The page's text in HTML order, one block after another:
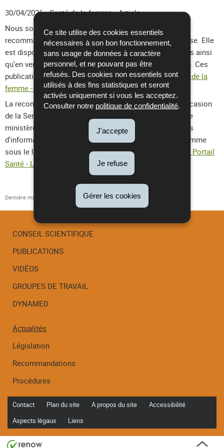
Ce site utilise des cookies essentiels
nécessaires à son bon fonctionnement,
sans usage de données à caractère
personnel, et ne pouvant pas être
refusés. Des cookies non essentiels sont
utilisés à des fins statistiques et seront
activés uniquement si vous les acceptez.
Consulter notre politique de confidentialité.
J'accepte
Je refuse
Gérer les cookies
30/04/2026• Santé de la femme • Article
Nous sommes heureux de vous présenter notre
recommandation sur la prise en charge de l’endométriose. Elle
est disponible en version longue pour les professionnels ainsi
qu'en version destinée aux patientes et à leur entourage. Ces
publications sont accessibles via le lien suivant :Santé de la
femme - Recommandations.
La recommandation sera présentée le 6 juin 2026 à l'occasion
de la Semaine de la Santé de la Femme, organisée par le
ministère de la Santé et de la Sécurité sociale. Pour plus
d'informations, nous vous prions de consulter le programme
sous le lien suivant:
Semaine de la Santé de la Femme - Portail
Santé - Luxembourg
Dernière mise à jour 04/05/2026
Menu
de
navigation
CONSEIL SCIENTIFIQUE
PUBLICATIONS
VIDÉOS
GROUPES DE TRAVAIL
DYNAMED
Actualités
Législation
Recommandations
Procédures
Contact Plan du site A propos du site
Accessibilité
Aspects légaux
Liens
Haut